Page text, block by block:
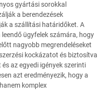
gyártási sorokkal
a berendezések
a szállítási határidőket. A
ügyfelek számára, hogy
nagyobb megrendeléseket
kockázatot és biztosítva
az egyedi igények szerinti
azt eredményezik, hogy a
komplex